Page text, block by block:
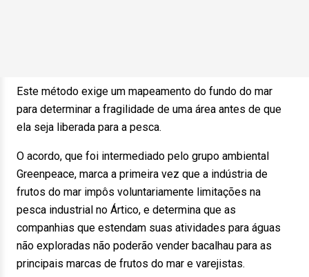
Este método exige um mapeamento do fundo do mar
para determinar a fragilidade de uma área antes de que
ela seja liberada para a pesca.
O acordo, que foi intermediado pelo grupo ambiental
Greenpeace, marca a primeira vez que a indústria de
frutos do mar impôs voluntariamente limitações na
pesca industrial no Ártico, e determina que as
companhias que estendam suas atividades para águas
não exploradas não poderão vender bacalhau para as
principais marcas de frutos do mar e varejistas.